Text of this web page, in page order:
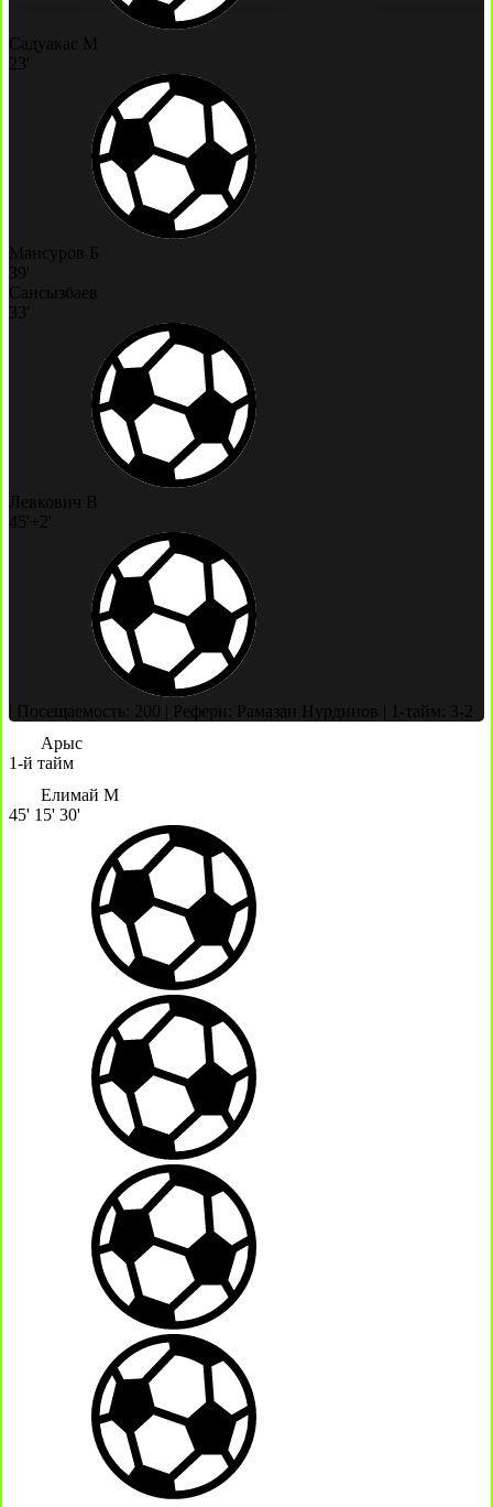
Садуакас М
23'
Мансуров Б
39'
Сансызбаев
33'
Левкович В
45'+2'
Посещаемость: 200 Рефери: Рамазан Нурдинов
1-тайм: 3-2
Арыс
1-й тайм
Елимай М
45' 15' 30'